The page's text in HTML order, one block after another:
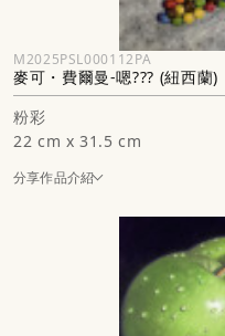
M2025PSL000112PA
麥可・費爾曼-嗯??? (紐西蘭)
粉彩
22 cm x 31.5 cm
分享作品介紹